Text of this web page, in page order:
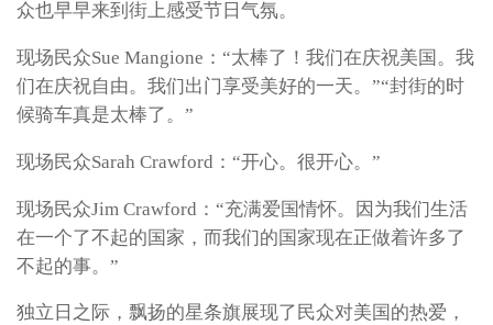
众也早早来到街上感受节日气氛。
现场民众Sue Mangione：“太棒了！我们在庆祝美国。我
们在庆祝自由。我们出门享受美好的一天。”“封街的时
候骑车真是太棒了。”
现场民众Sarah Crawford：“开心。很开心。”
现场民众Jim Crawford：“充满爱国情怀。因为我们生活
在一个了不起的国家，而我们的国家现在正做着许多了
不起的事。”
独立日之际，飘扬的星条旗展现了民众对美国的热爱，